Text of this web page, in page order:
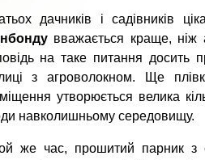
дачників і садівників
вважається краще, ніж
на таке питання досить
з агроволокном. Ще
утворюється велика
навколишньому середовищу.
же час, прошитий парник з